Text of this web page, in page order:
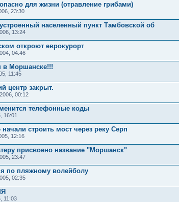
для жизни (отравление грибами)
23:30
населенный пункт Тамбовской об
13:24
откроют еврокурорт
04:46
в Моршанске!!!
11:45
центр закрыт.
00:12
телефонные коды
16:01
строить мост через реку Серп
12:16
присвоено название "Моршанск"
23:47
по пляжному волейболу
02:35
11:03